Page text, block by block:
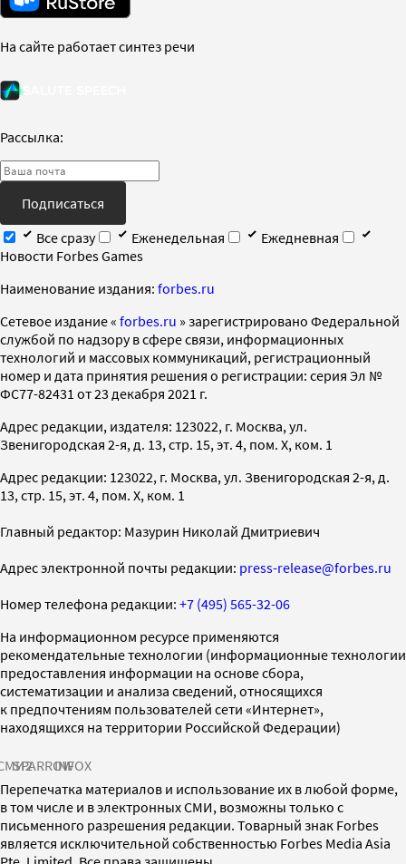
На сайте работает синтез речи
Рассылка:
Подписаться
Все сразу
Еженедельная
Ежедневная
Новости Forbes Games
Наименование издания: forbes.ru
Cетевое издание « forbes.ru » зарегистрировано Федеральной
службой по надзору в сфере связи, информационных
технологий и массовых коммуникаций, регистрационный
номер и дата принятия решения о регистрации: серия Эл №
ФС77-82431 от 23 декабря 2021 г.
Адрес редакции, издателя: 123022, г. Москва, ул.
Звенигородская 2-я, д. 13, стр. 15, эт. 4, пом. X, ком. 1
Адрес редакции: 123022, г. Москва, ул. Звенигородская 2-я, д.
13, стр. 15, эт. 4, пом. X, ком. 1
Главный редактор: Мазурин Николай Дмитриевич
Адрес электронной почты редакции: press-release@forbes.ru
Номер телефона редакции: +7 (495) 565-32-06
На информационном ресурсе применяются
рекомендательные технологии (информационные технологии
предоставления информации на основе сбора,
систематизации и анализа сведений, относящихся
к предпочтениям пользователей сети «Интернет»,
находящихся на территории Российской Федерации)
SPARROWINFOX
Перепечатка материалов и использование их в любой форме,
в том числе и в электронных СМИ, возможны только с
письменного разрешения редакции. Товарный знак Forbes
является исключительной собственностью Forbes Media Asia